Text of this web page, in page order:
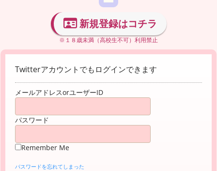
新規登録はコチラ
※１８歳未満（高校生不可）利用禁止
Twitterアカウントでもログインできます
メールアドレスorユーザーID
パスワード
Remember Me
パスワードを忘れてしまった